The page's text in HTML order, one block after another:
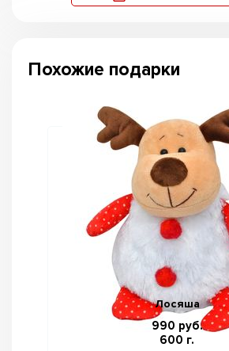
Похожие подарки
Лосяша
990 руб.
600 г.